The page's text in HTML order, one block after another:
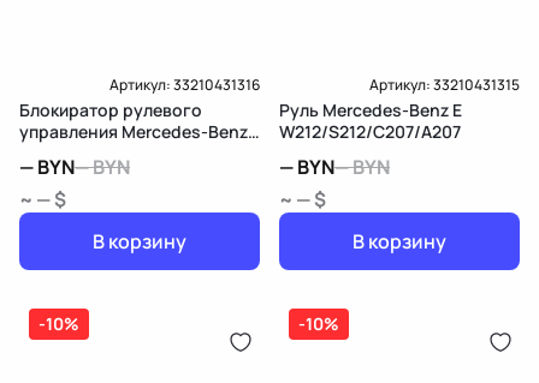
Артикул:33210431316
Блокиратор рулевого
управления Mercedes-Benz
—BYN—BYN
~ — $
В корзину
Артикул:33210431315
Руль Mercedes-Benz E
W212/S212/C207/A207
—BYN—BYN
~ — $
В корзину
-10% -10%